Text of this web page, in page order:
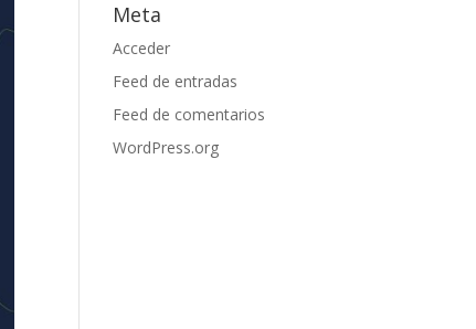
Meta
Acceder
Feed de entradas
Feed de comentarios
WordPress.org